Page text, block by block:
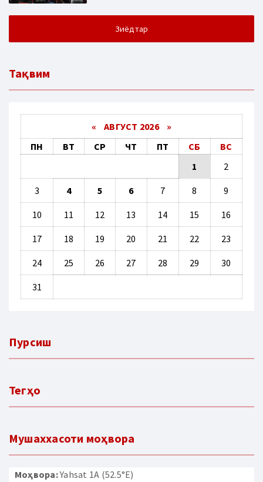
Зиёдтар
Тақвим
« АВГУСТ 2026 »
ПН
ВТ СР ЧТ ПТ СБ
ВС
1
2
3 4 5 6 7 8 9
10 11 12 13 14 15 16
17 18 19 20 21 22 23
24 25 26 27 28 29 30
31
Пурсиш
Тегҳо
Мушаххасоти моҳвора
Моҳвора:Yahsat 1A (52.5°E)